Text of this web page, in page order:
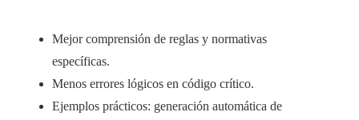
Mejor comprensión de reglas y normativas
específicas.
Menos errores lógicos en código crítico.
Ejemplos prácticos: generación automática de